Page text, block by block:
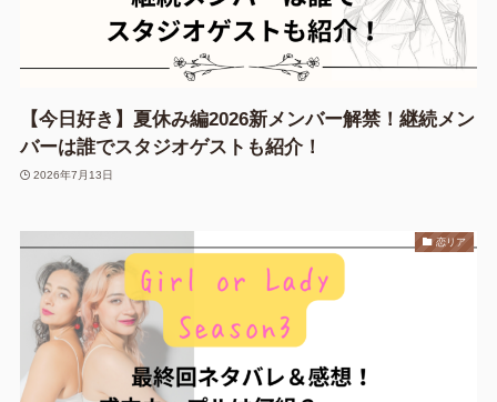
【今日好き】夏休み編2026新メンバー解禁！継続メン
バーは誰でスタジオゲストも紹介！
2026年7月13日
恋リア